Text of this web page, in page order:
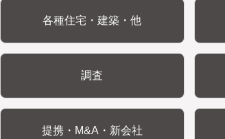
各種住宅・建築・他
調査
提携・M&A・新会社